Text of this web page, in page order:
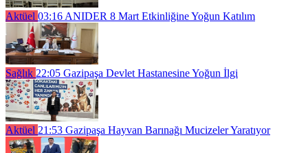
Aktüel 03:16 ANIDER 8 Mart Etkinliğine Yoğun Katılım
Sağlık 22:05 Gazipaşa Devlet Hastanesine Yoğun İlgi
Aktüel 21:53 Gazipaşa Hayvan Barınağı Mucizeler Yaratıyor